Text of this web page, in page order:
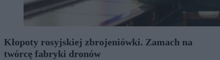
Kłopoty rosyjskiej zbrojeniówki. Zamach na
twórcę fabryki dronów